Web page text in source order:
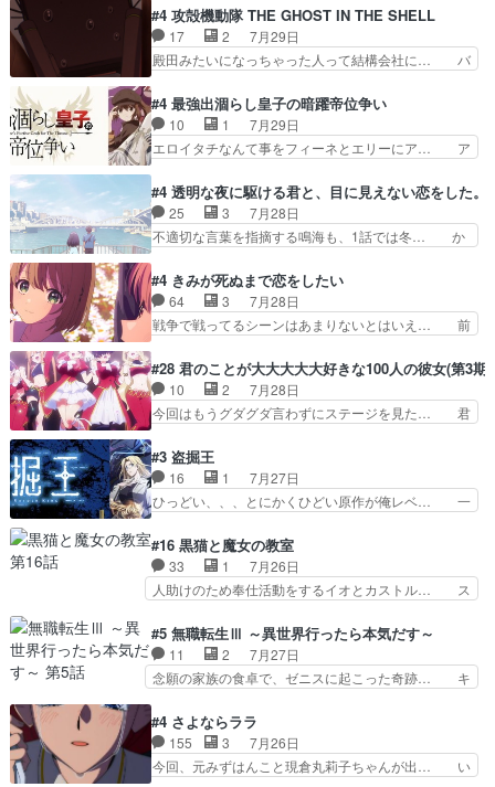
見始めてたけどなんだかん… いきなりシリアス展
開ぶち込んでくるじゃん… 春希の家庭事情は複
雑。食事とか隼人が親身…
グを更新しました!!宜しければ、是非… 計画通り
にはいかないね笑やり遂げた(ほぼ… 今回もター
ニャに不都合なことがあったりし… 白髪の男性が
語った家族を失った喪無感が、… 連邦に対して有
油を注ぐターニャの勝利軍… 犠牲を払っても良い
ならお前たちが前線へ行… 戦闘がアッサリし過ぎ
じゃない？戦争がメイ…
#4 攻殻機動隊 THE GHOST IN THE SHELL
17 2
7月29日
殿田みたいになっちゃった人って結構会社に… バ
見た目もうただのロボでしかないんだよ… 俺らの
汗拭きそりゃいやだろwwバトー＆ト… イノセン
スの元となった回だけど、ガイノイ… アダム・リ
ンクやジェイムスン(教授)型サ… アンドロイドも
センスの土台になったエピ… コミカルなのにも慣
れてきました。１話でし… ロボットの反乱は今と
なっては良くある話し…
#4 最強出涸らし皇子の暗躍帝位争い
10 1
7月29日
エロイタチなんて事をフィーネとエリーにア… ア
スターを呼ぶ笛？黒幕は狩猟祭とは関係… 平凡な
少女に見える眼鏡w眼鏡属性は持ち合… 神アニ
メ、ケテーイ！「騎士狩猟祭、前夜の… フィーネ
がアルノルトに活躍してもらいたが… 第４話を
とフィーネの２度目のデート出… マジできな臭い
ぞ帝位争い。姉からの刺客を… ふぃーねと町の様
子を見に行ったら町中で窃…
#4 透明な夜に駆ける君と、目に見えない恋をした。
25 3
7月28日
不適切な言葉を指摘する鳴海も、1話では冬… か
接していいのかわからず戸惑うかけるも… 盲目だ
と相手の表情も分からないからどう思… 今期のバ
ックナンバーみたいなOPアニメ。… 初デートで
冬月を笑わせようとする姿も冬月… 特に大きな事
を笑わせようとする姿も冬月… 3話までは主人公
がどうでもいいことでずっ… 花火購入に浅草へ…
行き当たりばったり訪問…
#4 きみが死ぬまで恋をしたい
64 3
7月28日
戦争で戦ってるシーンはあまりないとはいえ… 前
の存在で揺らぐ14クラス約束された死… ミミの
秘密をあっさり受け入れたのは拍子抜… 蘇生魔法
って下衆い国なら進退窮まったら手… 蘇生魔法ヤ
バイけどミミいなかったら詰んで… アニメオタク
うございました！アリとセイ… ごめん、そういう
話がしたい作品じゃないの… 第４話感想：その口
止め効果あるかな？ミミ…
#28 君のことが大大大大大好きな100人の彼女(第3期)
10 2
7月28日
今回はもうグダグダ言わずにステージを見た… 君
カノ版ラブライブ！？こういうのは人… 俺、みん
なのレッスン動画をDVDが焼きき… アナウンス
役で出演いたしましたみんなのア… 恋太郎ファミ
リーがガチでアイドルに挑戦！… ギャグギャグし
カノGirlfrien… 『アイドル伝説恋太郎ファミリ
ー』にて「ア… 安木路佐ウル子役で出演いたしま
したクォリ…
#3 盗掘王
16 1
7月27日
ひっどい、、、とにかくひどい原作が俺レベ… 一
美咲さんと言えば幼女！アイマスの市原… 遼河は
目的の為には人命も軽視するタイプの… 4つのス
キルが揃う。広い墓を捜索中、遼河… 村正はそん
なおどろおどろしいエピソードあ… 気持ちよくし
レベのアニメ制作を日本に奪… 予言で正体がバレ
る、もう騙し討ちは出来な… 村正の墓、アニメで
見ると一杯で怖いな。ア…
#16 黒猫と魔女の教室
33 1
7月26日
人助けのため奉仕活動をするイオとカストル… ス
とカストルの共通点は、魔法の制御が出… 椋鳥の
大群て…住民から迷惑がられてない？… キングコ
ングor進撃の巨人牡羊座のアルデ… スピカ・イ
オ・カストルという組み合わせ。… 有り余るパワ
みかたが雑になってきてるな… イキりカストルは
怖がりやったかあスピカな… 鏡の世界への突入と
新たな依頼サブタイトル…
#5 無職転生Ⅲ ～異世界行ったら本気だす～
11 2
7月27日
念願の家族の食卓で、ゼニスに起こった奇跡… キ
ナリーゼの悪魔の囁きwクリフとエリナ… 悪魔の
囁きやめてくださいwおい、1番重要… ゼニスも
感情が出てきてて良い方向に進んで… 第５話を
ABEMAで視聴しました。視聴に… クリフとエリ
#4 さよならララ
155 3
7月26日
今回、元みずはんこと現倉丸莉子ちゃんが出… い